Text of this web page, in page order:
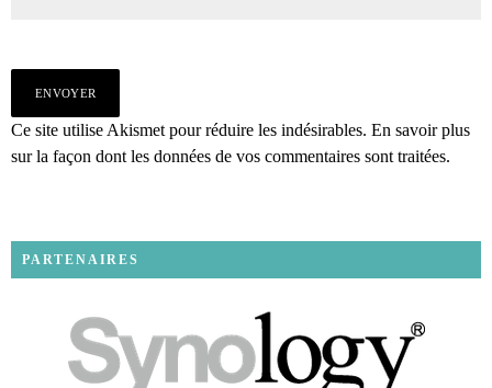
Ce site utilise Akismet pour réduire les indésirables. En savoir plus
sur la façon dont les données de vos commentaires sont traitées.
PARTENAIRES